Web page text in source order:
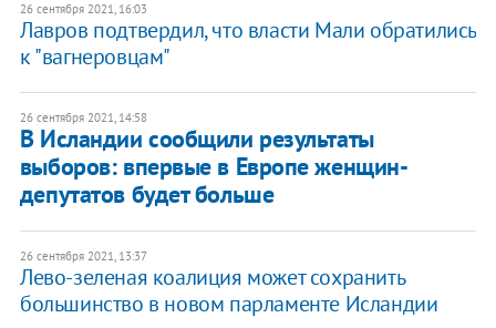
26 сентября 2021, 16:03
Лавров подтвердил, что власти Мали обратились
к "вагнеровцам"
26 сентября 2021, 14:58
В Исландии сообщили результаты
выборов: впервые в Европе женщин-
депутатов будет больше
26 сентября 2021, 13:37
Лево-зеленая коалиция может сохранить
большинство в новом парламенте Исландии